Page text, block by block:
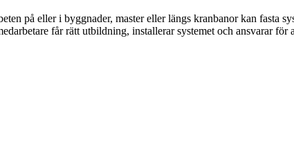
på eller i byggnader, master eller längs kranbanor kan fasta
får rätt utbildning, installerar systemet och ansvarar